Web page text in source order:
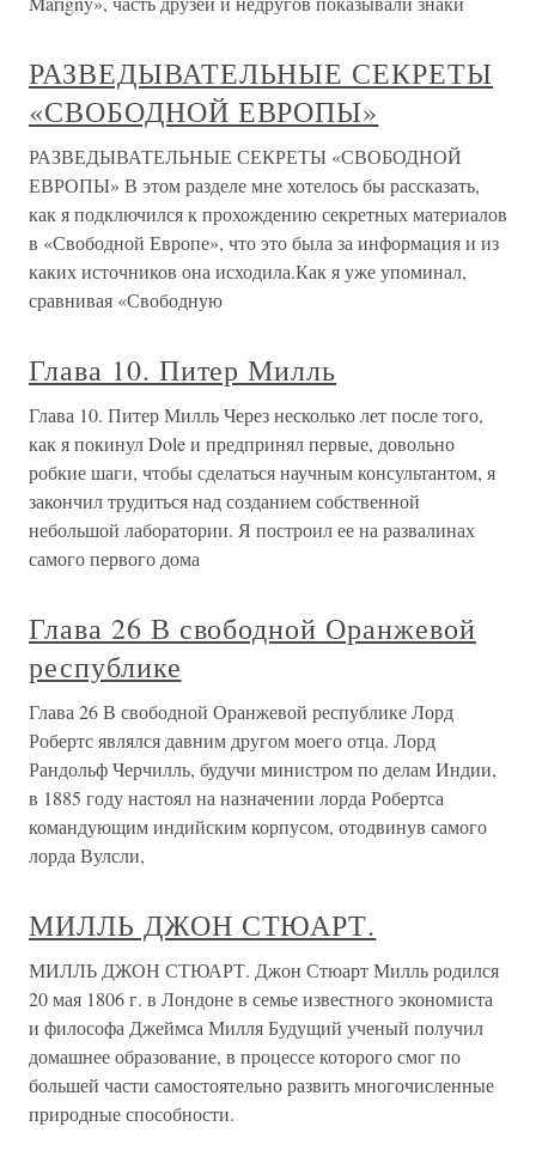
РАЗВЕДЫВАТЕЛЬНЫЕ СЕКРЕТЫ
«СВОБОДНОЙ ЕВРОПЫ»
РАЗВЕДЫВАТЕЛЬНЫЕ СЕКРЕТЫ «СВОБОДНОЙ
ЕВРОПЫ» В этом разделе мне хотелось бы рассказать,
как я подключился к прохождению секретных материалов
в «Свободной Европе», что это была за информация и из
каких источников она исходила.Как я уже упоминал,
сравнивая «Свободную
Глава 10. Питер Милль
Глава 10. Питер Милль Через несколько лет после того,
как я покинул Dole и предпринял первые, довольно
робкие шаги, чтобы сделаться научным консультантом, я
закончил трудиться над созданием собственной
небольшой лаборатории. Я построил ее на развалинах
самого первого дома
Глава 26 В свободной Оранжевой
республике
Глава 26 В свободной Оранжевой республике Лорд
Робертс являлся давним другом моего отца. Лорд
Рандольф Черчилль, будучи министром по делам Индии,
в 1885 году настоял на назначении лорда Робертса
командующим индийским корпусом, отодвинув самого
лорда Вулсли,
МИЛЛЬ ДЖОН СТЮАРТ.
МИЛЛЬ ДЖОН СТЮАРТ. Джон Стюарт Милль родился
20 мая 1806 г. в Лондоне в семье известного экономиста
и философа Джеймса Милля Будущий ученый получил
домашнее образование, в процессе которого смог по
большей части самостоятельно развить многочисленные
природные способности.